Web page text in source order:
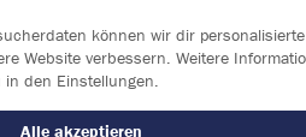
können wir dir personalisierte
Website verbessern. Weitere
den Einstellungen.
Alle akzeptieren